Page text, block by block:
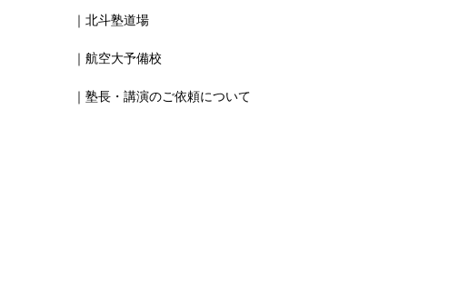
｜北斗塾道場
｜航空大予備校
｜塾長・講演のご依頼について